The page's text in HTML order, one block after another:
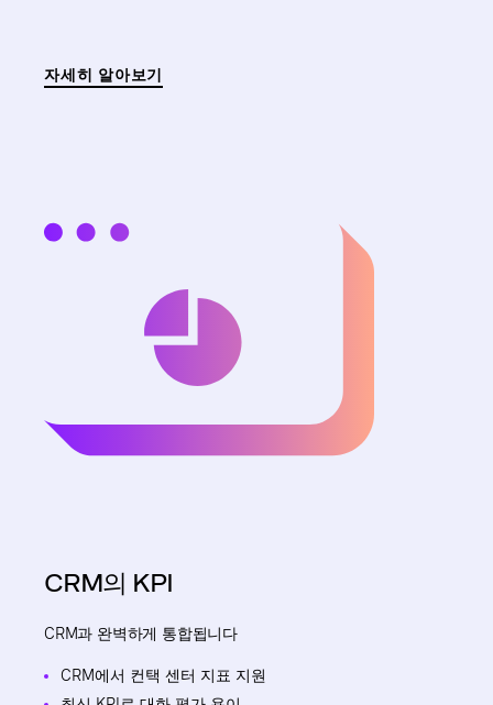
자세히 알아보기
CRM의 KPI
CRM과 완벽하게 통합됩니다
CRM에서 컨택 센터 지표 지원